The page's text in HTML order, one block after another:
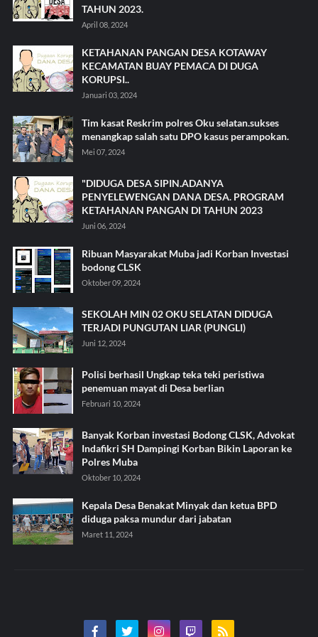
TAHUN 2023.
April 08, 2024
KETAHANAN PANGAN DESA KOTAWAY
KECAMATAN BUAY PEMACA DI DUGA
KORUPSI..
Januari 03, 2024
Tim kasat Reskrim polres Oku selatan.sukses
menangkap salah satu DPO kasus perampokan.
Mei 07, 2024
"DIDUGA DESA SIPIN.ADANYA
PENYELEWENGAN DANA DESA. PROGRAM
KETAHANAN PANGAN DI TAHUN 2023
Juni 06, 2024
Ribuan Masyarakat Muba jadi Korban Investasi
bodong CLSK
Oktober 09, 2024
SEKOLAH MIN 02 OKU SELATAN DIDUGA
TERJADI PUNGUTAN LIAR (PUNGLI)
Juni 12, 2024
Polisi berhasil Ungkap teka teki peristiwa
penemuan mayat di Desa berlian
Februari 10, 2024
Banyak Korban investasi Bodong CLSK, Advokat
Indafikri SH Dampingi Korban Bikin Laporan ke
Polres Muba
Oktober 10, 2024
Kepala Desa Benakat Minyak dan ketua BPD
diduga paksa mundur dari jabatan
Maret 11, 2024